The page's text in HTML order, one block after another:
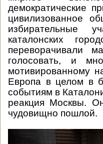
демократические
цивилизованное
избирательные
каталонских
голосовать, и
мотивированному
Европа в целом в
событиям в
реакция Москвы.
чудовищно пошлой.